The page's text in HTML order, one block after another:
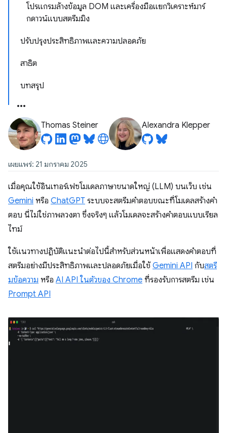
โปรแกรมล้างข้อมูล DOM และเครื่องมือแยกวิเคราะห์มาร์
กดาวน์แบบสตรีมมิง
ปรับปรุงประสิทธิภาพและความปลอดภัย
สาธิต
บทสรุป
Thomas Steiner Alexandra Klepper
เผยแพร่: 21 มกราคม 2025
เมื่อคุณใช้อินเทอร์เฟซโมเดลภาษาขนาดใหญ่ (LLM) บนเว็บ เช่น
Gemini หรือ ChatGPT ระบบจะสตรีมคำตอบขณะที่โมเดลสร้างคำ
ตอบ นี่ไม่ใช่ภาพลวงตา ซึ่งจริงๆ แล้วโมเดลจะสร้างคำตอบแบบเรียล
ไทม์
ใช้แนวทางปฏิบัติแนะนำต่อไปนี้สำหรับส่วนหน้าเพื่อแสดงคำตอบที่
สตรีมอย่างมีประสิทธิภาพและปลอดภัยเมื่อใช้ Gemini API กับสตรี
มข้อความ หรือ AI API ในตัวของ Chrome ที่รองรับการสตรีม เช่น
Prompt API